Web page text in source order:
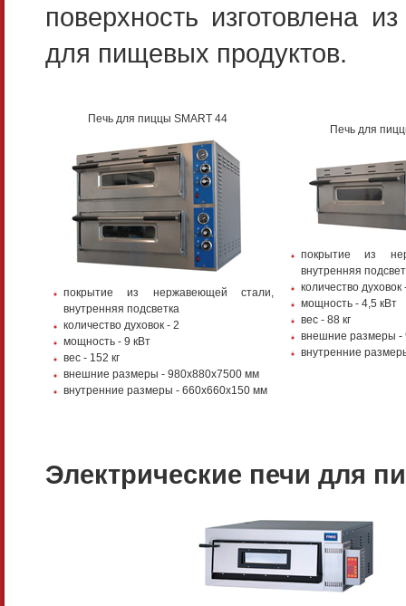
поверхность изготовлена
для пищевых продуктов.
Печь для пиццы SMART 44
покрытие из нержавеющей стали,
внутренняя подсветка
количество духовок - 2
мощность - 9 кВт
вес - 152 кг
внешние размеры - 980х880х7500 мм
внутренние размеры - 660х660х150 мм
Печь для
покрытие из
внутренняя
количество духовок
мощность - 4,5 кВт
вес - 88 кг
внешние размеры -
внутренние
Электрические печи для